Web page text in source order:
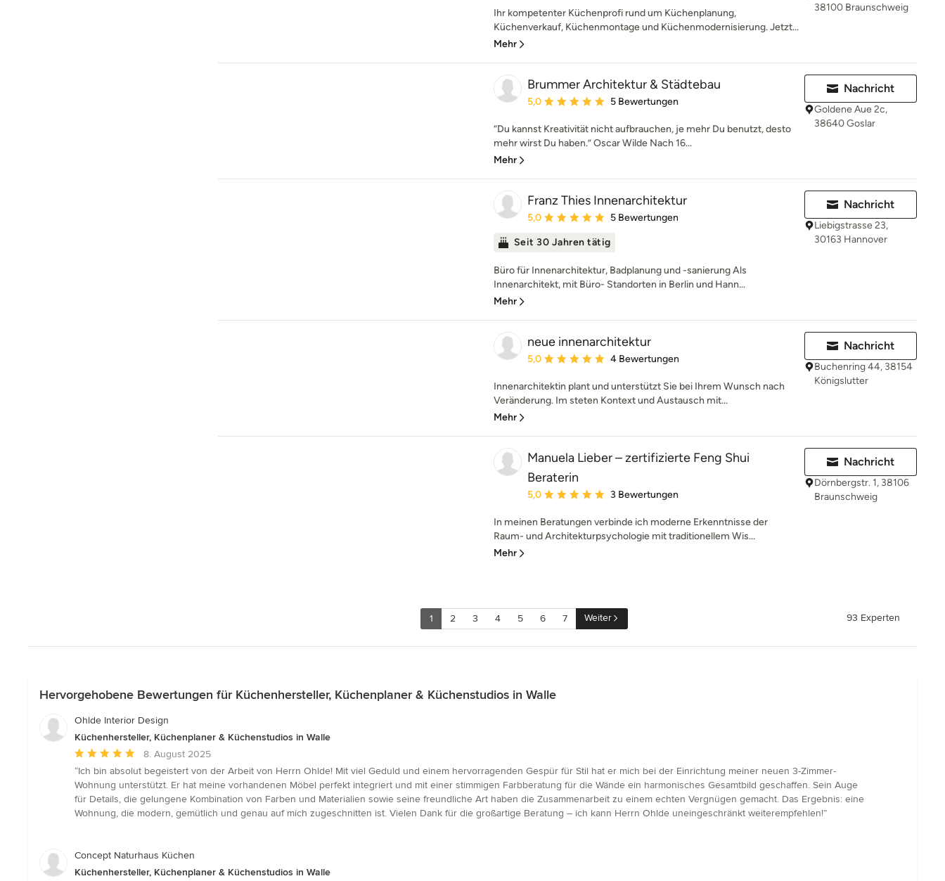
Ihr kompetenter Küchenprofi rund um Küchenplanung,
Küchenverkauf, Küchenmontage und Küchenmodernisierung. Jetzt...
Mehr
38100 Braunschweig
Brummer Architektur & Städtebau
Durchschnittliche Bewertung: 5 von 5 Sternen
5,0 5 Bewertungen
“Du kannst Kreativität nicht aufbrauchen, je mehr Du benutzt, desto
mehr wirst Du haben.” Oscar Wilde Nach 16...
Mehr
Nachricht
Goldene Aue 2c,
38640 Goslar
Franz Thies Innenarchitektur
Durchschnittliche Bewertung: 5 von 5 Sternen
5,0 5 Bewertungen
Seit 30 Jahren tätig
Büro für Innenarchitektur, Badplanung und -sanierung Als
Innenarchitekt, mit Büro- Standorten in Berlin und Hann...
Mehr
Nachricht
Liebigstrasse 23,
30163 Hannover
neue innenarchitektur
Durchschnittliche Bewertung: 5 von 5 Sternen
5,0 4 Bewertungen
Innenarchitektin plant und unterstützt Sie bei Ihrem Wunsch nach
Veränderung. Im steten Kontext und Austausch mit...
Mehr
Nachricht
Buchenring 44, 38154
Königslutter
Manuela Lieber – zertifizierte Feng Shui
Beraterin
Durchschnittliche Bewertung: 5 von 5 Sternen
5,0 3 Bewertungen
In meinen Beratungen verbinde ich moderne Erkenntnisse der
Raum- und Architekturpsychologie mit traditionellem Wis...
Mehr
Nachricht
Dörnbergstr. 1, 38106
Braunschweig
1 2 3 4 5 6 7 Weiter 93 Experten
Hervorgehobene Bewertungen für Küchenhersteller, Küchenplaner & Küchenstudios in Walle
Ohlde Interior Design
Küchenhersteller, Küchenplaner & Küchenstudios in Walle
Durchschnittliche
Bewertung:
5
von
5
8. August 2025
“Ich bin absolut begeistert von der Arbeit von Herrn Ohlde! Mit viel Geduld und einem hervorragenden Gespür für Stil hat er mich bei der Einrichtung meiner neuen 3-Zimmer-
Wohnung unterstützt. Er hat meine vorhandenen Möbel perfekt integriert und mit einer stimmigen Farbberatung für die Wände ein harmonisches Gesamtbild geschaffen. Sein Auge
für Details, die gelungene Kombination von Farben und Materialien sowie seine freundliche Art haben die Zusammenarbeit zu einem echten Vergnügen gemacht. Das Ergebnis: eine
Wohnung, die modern, gemütlich und genau auf mich zugeschnitten ist. Vielen Dank für die großartige Beratung – ich kann Herrn Ohlde uneingeschränkt weiterempfehlen!”
Concept Naturhaus Küchen
Küchenhersteller, Küchenplaner & Küchenstudios in Walle